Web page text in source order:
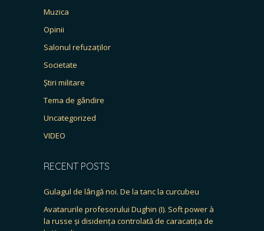
Muzica
Opinii
Salonul refuzaților
Societate
Știri militare
Tema de gândire
Uncategorized
VIDEO
RECENT POSTS
Gulagul de lângă noi. De la tanc la curcubeu
Avatarurile profesorului Dughin (I). Soft power à
la russe și disidența controlată de caracatița de